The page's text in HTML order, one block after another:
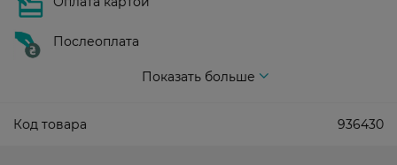
Послеоплата
Показать больше
Код товара 936430